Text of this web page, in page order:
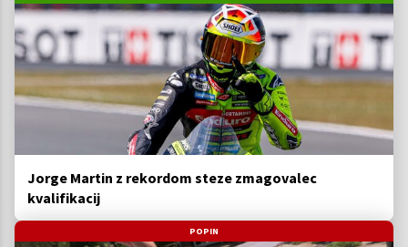
Jorge Martin z rekordom steze zmagovalec
kvalifikacij
POPIN